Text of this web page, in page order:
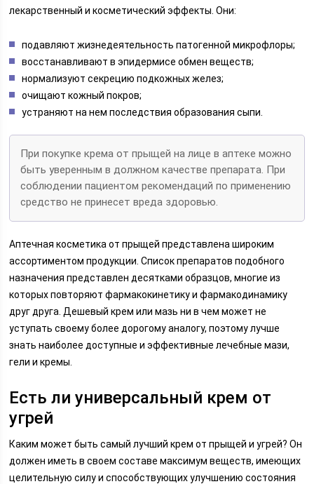
лекарственный и косметический эффекты. Они:
подавляют жизнедеятельность патогенной микрофлоры;
восстанавливают в эпидермисе обмен веществ;
нормализуют секрецию подкожных желез;
очищают кожный покров;
устраняют на нем последствия образования сыпи.
При покупке крема от прыщей на лице в аптеке можно
быть уверенным в должном качестве препарата. При
соблюдении пациентом рекомендаций по применению
средство не принесет вреда здоровью.
Аптечная косметика от прыщей представлена широким
ассортиментом продукции. Список препаратов подобного
назначения представлен десятками образцов, многие из
которых повторяют фармакокинетику и фармакодинамику
друг друга. Дешевый крем или мазь ни в чем может не
уступать своему более дорогому аналогу, поэтому лучше
знать наиболее доступные и эффективные лечебные мази,
гели и кремы.
Есть ли универсальный крем от
угрей
Каким может быть самый лучший крем от прыщей и угрей? Он
должен иметь в своем составе максимум веществ, имеющих
целительную силу и способствующих улучшению состояния